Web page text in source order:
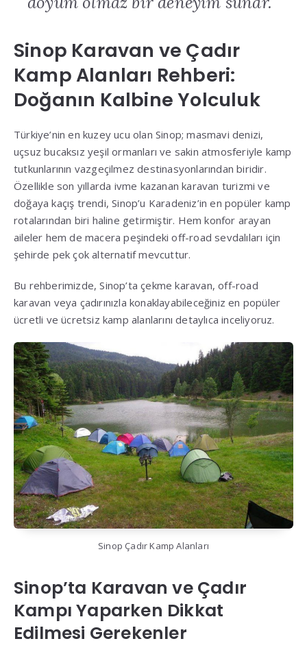
Sinop Karavan ve Çadır
Kamp Alanları Rehberi:
Doğanın Kalbine Yolculuk
Türkiye’nin en kuzey ucu olan Sinop; masmavi denizi,
uçsuz bucaksız yeşil ormanları ve sakin atmosferiyle kamp
tutkunlarının vazgeçilmez destinasyonlarından biridir.
Özellikle son yıllarda ivme kazanan karavan turizmi ve
doğaya kaçış trendi, Sinop’u Karadeniz’in en popüler kamp
rotalarından biri haline getirmiştir. Hem konfor arayan
aileler hem de macera peşindeki off-road sevdalıları için
şehirde pek çok alternatif mevcuttur.
Bu rehberimizde, Sinop’ta çekme karavan, off-road
karavan veya çadırınızla konaklayabileceğiniz en popüler
ücretli ve ücretsiz kamp alanlarını detaylıca inceliyoruz.
Sinop Çadır Kamp Alanları
Sinop’ta Karavan ve Çadır
Kampı Yaparken Dikkat
Edilmesi Gerekenler